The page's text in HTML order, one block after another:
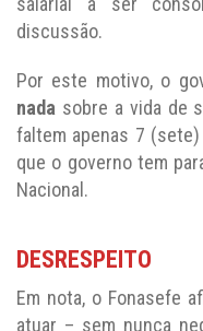
discussão.
Por este motivo, o
nada sobre a vida de
faltem apenas 7
que o governo tem
Nacional.
DESRESPEITO
Em nota, o Fonasefe
atuar – sem nunca